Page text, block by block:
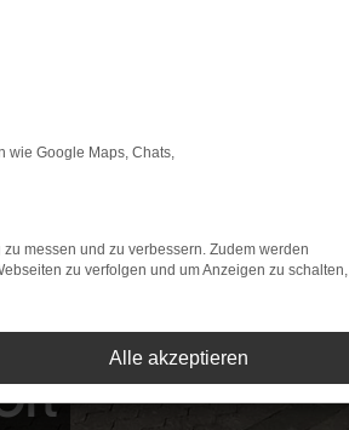
wie Google Maps, Chats,
messen und zu verbessern. Zudem werden
zu verfolgen und um Anzeigen zu schalten,
Alle akzeptieren